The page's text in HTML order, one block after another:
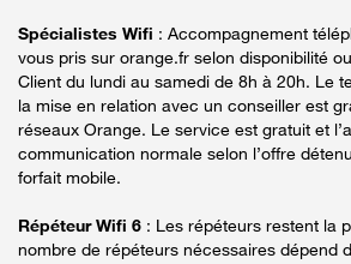
Spécialistes Wifi : Accompagnement
vous pris sur orange.fr selon disponibilité
Client du lundi au samedi de 8h à 20h. Le
la mise en relation avec un conseiller est
réseaux Orange. Le service est gratuit et
communication normale selon l’offre
forfait mobile.
Répéteur Wifi 6 : Les répéteurs restent la
nombre de répéteurs nécessaires dépend